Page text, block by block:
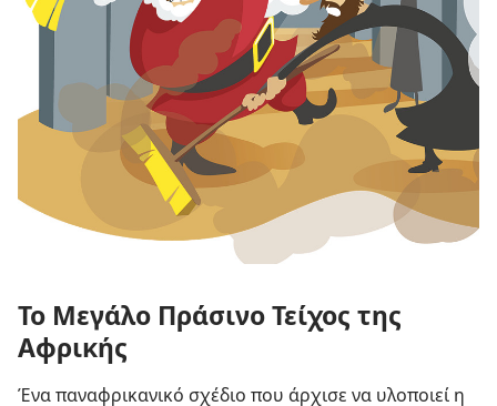
Το Μεγάλο Πράσινο Τείχος της
Αφρικής
Ένα παναφρικανικό σχέδιο που άρχισε να υλοποιεί η